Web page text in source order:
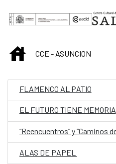
Saltar al contenido principal
INICIOCCE - ASUNCION
FLAMENCO AL PATIO
EL FUTURO TIENE MEMORIA
ALAS DE PAPEL